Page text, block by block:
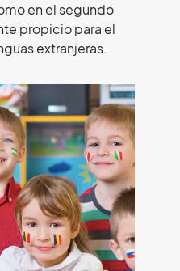
en el segundo
propicio para el
extranjeras.